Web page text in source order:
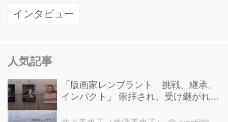
インタビュー
人気記事
「版画家レンブラント 挑戦、継承、
インパクト」 崇拝され、受け継がれ、
洋美術館にて9月23日まで開催中！